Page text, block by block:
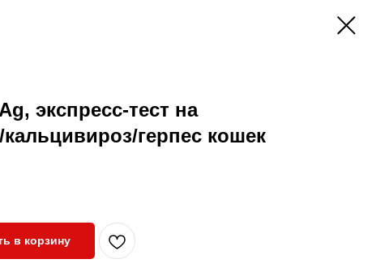
экспресс-тест на
герпес кошек
в корзину